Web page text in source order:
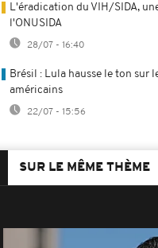
L'éradication du VIH/SIDA,
l'ONUSIDA
28/07 - 16:40
Brésil : Lula hausse le ton sur
américains
22/07 - 15:56
SUR LE MÊME THÈME